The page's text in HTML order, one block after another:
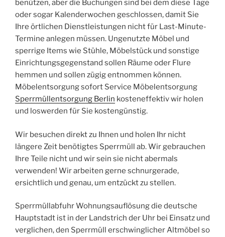
benützen, aber die Buchungen sind bei dem diese Tage
oder sogar Kalenderwochen geschlossen, damit Sie
Ihre örtlichen Dienstleistungen nicht für Last-Minute-
Termine anlegen müssen. Ungenutzte Möbel und
sperrige Items wie Stühle, Möbelstück und sonstige
Einrichtungsgegenstand sollen Räume oder Flure
hemmen und sollen zügig entnommen können.
Möbelentsorgung sofort Service Möbelentsorgung
Sperrmüllentsorgung Berlin kosteneffektiv wir holen
und loswerden für Sie kostengünstig.
Wir besuchen direkt zu Ihnen und holen Ihr nicht
längere Zeit benötigtes Sperrmüll ab. Wir gebrauchen
Ihre Teile nicht und wir sein sie nicht abermals
verwenden! Wir arbeiten gerne schnurgerade,
ersichtlich und genau, um entzückt zu stellen.
Sperrmüllabfuhr Wohnungsauflösung die deutsche
Hauptstadt ist in der Landstrich der Uhr bei Einsatz und
verglichen, den Sperrmüll erschwinglicher Altmöbel so